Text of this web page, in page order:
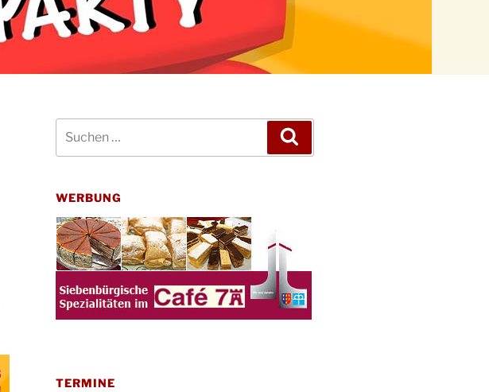
nach:
WERBUNG
TERMINE